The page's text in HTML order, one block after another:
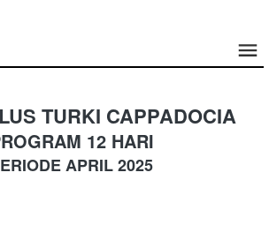
TURKI CAPPADOCIA
12 HARI
APRIL 2025